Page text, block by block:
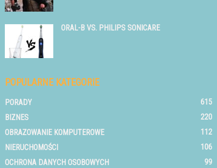
ORAL-B VS. PHILIPS SONICARE
POPULARNE KATEGORIE
PORADY
615
BIZNES
220
OBRAZOWANIE KOMPUTEROWE
112
NIERUCHOMOŚCI
106
OCHRONA DANYCH OSOBOWYCH
99